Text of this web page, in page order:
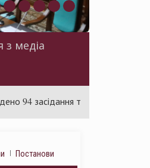
з медіа
та ухвалено 85 актів
Постанови